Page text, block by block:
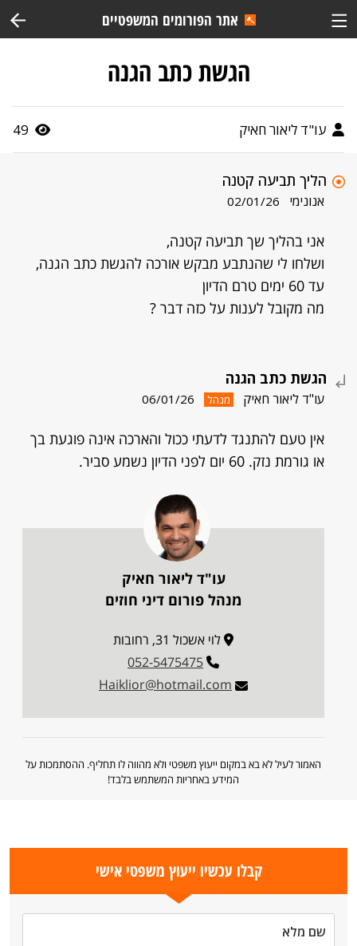
אתר הפורומים המשפטיים
הגשת כתב הגנה
עו"ד ליאור חאיק 49
הליך תביעה קטנה
אנונימי 02/01/26
אני בהליך שך תביעה קטנה,
ושלחו לי שהנתבע מבקש אורכה להגשת כתב הגנה,
עד 60 ימים טרם הדיון
מה מקובל לענות על כזה דבר ?
הגשת כתב הגנה
עו"ד ליאור חאיק מנהל 06/01/26
אין טעם להתנגד לדעתי ככול והארכה אינה פוגעת בך
או גורמת נזק. 60 יום לפני הדיון נשמע סביר.
עו"ד ליאור חאיק
מנהל פורום דיני חוזים
לוי אשכול 31, רחובות
052-5475475
Haiklior@hotmail.com
האמור לעיל לא בא במקום ייעוץ משפטי ולא מהווה לו תחליף. ההסתמכות על
המידע באחריות המשתמש בלבד!
קבלו עכשיו ייעוץ משפטי אישי